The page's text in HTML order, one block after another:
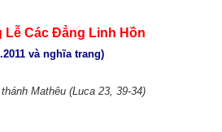
Lễ Các Đẳng Linh Hồn
và nghĩa trang)
Mathêu (Luca 23, 39-34)